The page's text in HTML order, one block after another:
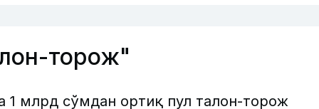
торож"
1 млрд сўмдан ортиқ пул талон-торож